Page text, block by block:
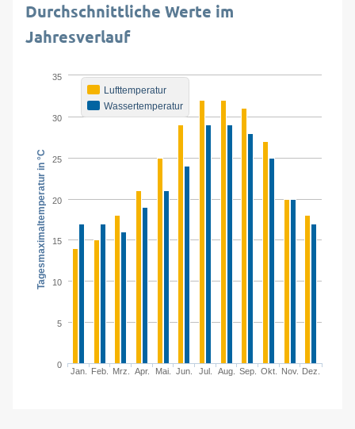
Durchschnittliche Werte im
Jahresverlauf
Tagesmaximaltemperatur in °C
Lufttemperatur
Wassertemperatur
Jan. Feb. Mrz. Apr. Mai. Jun. Jul. Aug. Sep. Okt. Nov. Dez.
0
5
10
15
20
25
30
35